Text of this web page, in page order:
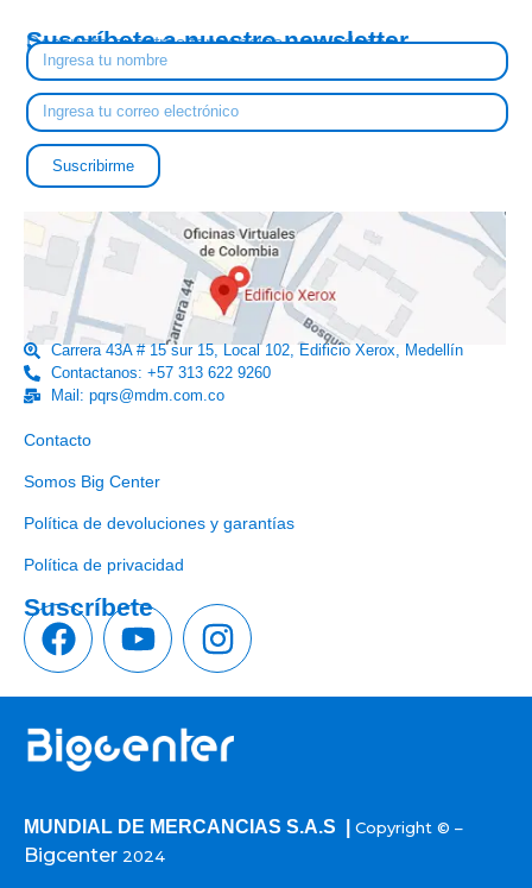
Suscríbete a nuestro newsletter
Descubre nuestras tendencias y novedades
Suscribirme
Carrera 43A # 15 sur 15, Local 102, Edificio Xerox, Medellín
Contactanos: +57 313 622 9260
Mail: pqrs@mdm.com.co
Enlaces útiles
Contacto
Somos Big Center
Política de devoluciones y garantías
Política de privacidad
Suscríbete
MUNDIAL DE MERCANCIAS S.A.S | Copyright © –
Bigcenter 2024